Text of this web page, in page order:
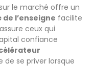
le marché offre un
l’enseigne facilite
ceux qui
confiance
se priver lorsque